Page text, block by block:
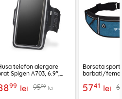
telefon alergare
Spigen A703, 6.9",
99 lei 9599 lei
Borseta
barbati/femei
5741 lei